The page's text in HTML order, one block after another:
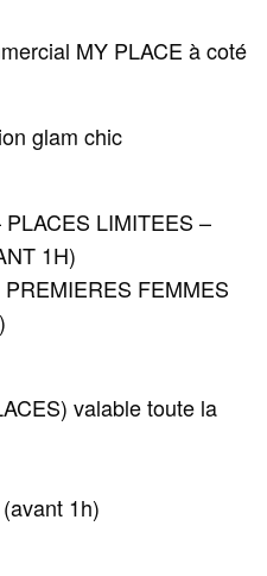
MY PLACE à coté
glam chic
LIMITEES –
1H)
FEMMES
valable toute la
1h)